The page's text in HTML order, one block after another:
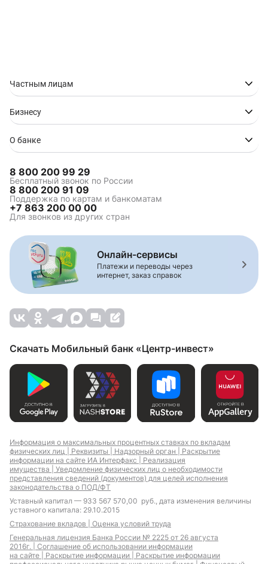
Частным лицам
Бизнесу
О банке
8 800 200 99 29
Бесплатный звонок по России
8 800 200 91 09
Поддержка по картам и банкоматам
+7 863 200 00 00
Для звонков из других стран
Онлайн-сервисы
Платежи и переводы через
интернет, заказ справок
Скачать Мобильный банк «Центр-инвест»
Информация о максимальных процентных ставках по вкладам
физических лиц | Реквизиты | Надзорный орган | Раскрытие
информации на сайте ИА Интерфакс | Реализация
имущества | Уведомление физических лиц о необходимости
представления сведений (документов) для целей исполнения
законодательства о ПОД/ФТ
Уставный капитал — 933 567 570,00 руб., дата изменения величины
уставного капитала: 29.10.2015
Страхование вкладов | Оценка условий труда
Генеральная лицензия Банка России № 2225 от 26 августа
2016г. | Соглашение об использовании информации
на сайте | Раскрытие информации | Раскрытие информации